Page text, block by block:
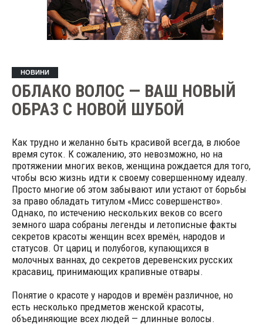
НОВИНИ
ОБЛАКО ВОЛОС — ВАШ НОВЫЙ
ОБРАЗ С НОВОЙ ШУБОЙ
Как трудно и желанно быть красивой всегда, в любое
время суток. К сожалению, это невозможно, но на
протяжении многих веков, женщина рождается для того,
чтобы всю жизнь идти к своему совершенному идеалу.
Просто многие об этом забывают или устают от борьбы
за право обладать титулом «Мисс совершенство».
Однако, по истечению нескольких веков со всего
земного шара собраны легенды и летописные факты
секретов красоты женщин всех времён, народов и
статусов. От цариц и полубогов, купающихся в
молочных ваннах, до секретов деревенских русских
красавиц, принимающих крапивные отвары.
Понятие о красоте у народов и времён различное, но
есть несколько предметов женской красоты,
объединяющие всех людей — длинные волосы.